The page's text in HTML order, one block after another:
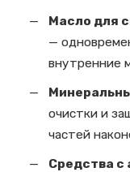
Масло для
—
внутренние
очистки и
частей
Средства